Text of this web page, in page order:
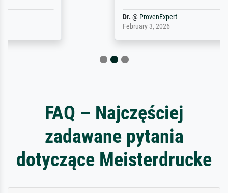
FAQ – Najczęściej
zadawane pytania
dotyczące Meisterdrucke